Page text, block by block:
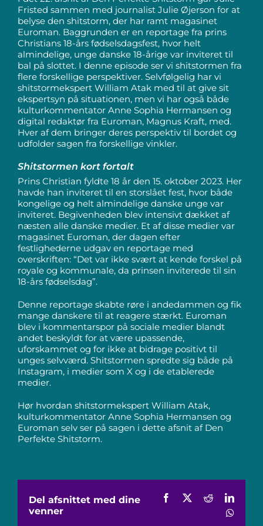
Fristed sammen med journalist Julie Øjerson for at
belyse den shitstorm, der har ramt magasinet
Euroman. Baggrunden er en reportage fra prins
Christians 18-års fødselsdagsfest, hvor helt
almindelige, unge danske 18-årige var inviteret til
bal på slottet. I denne episode ser vi shitstormen fra
flere forskellige perspektiver. Selvfølgelig har vi
shitstormekspert William Atak med til at give sit
ekspertsyn på situationen, men vi har også både
kulturkommentator Anne Sophia Hermansen og
digital redaktør fra Euroman, Magnus Kraft, med.
Hver af dem bringer deres perspektiv til bordet og
udfolder sagen fra forskellige vinkler.
Shitstormen kort fortalt
Prins Christian fyldte 18 år den 15. oktober 2023. Her
havde han inviteret til en storslået fest, hvor både
kongelige og helt almindelige danske unge var
inviteret. Begivenheden blev intensivt dækket af
næsten alle danske medier. Et af disse medier var
magasinet Euroman, der dagen efter
festlighederne udgav en reportage med
overskriften: “Det var ikke svært at kende forskel på
royale og kommunale, da prinsen inviterede til sin
18-års fødselsdag”.
Denne reportage skabte røre i andedammen og fik
mange danskere til at reagere stærkt. Euroman
blev i kommentarspor på sociale medier blandt
andet beskyldt for at være upassende,
uforskammet og for ikke at bidrage positivt til
unges selvværd. Shitstormen spredte sig både på
Instagram, i medier som X og i de etablerede
medier.
Hør hvordan shitstormekspert William Atak,
kulturkommentator Anne Sophia Hermansen og
Euroman selv ser på sagen i dette afsnit af Den
Perfekte Shitstorm.
Del afsnittet med dine
venner
Facebook Reddit